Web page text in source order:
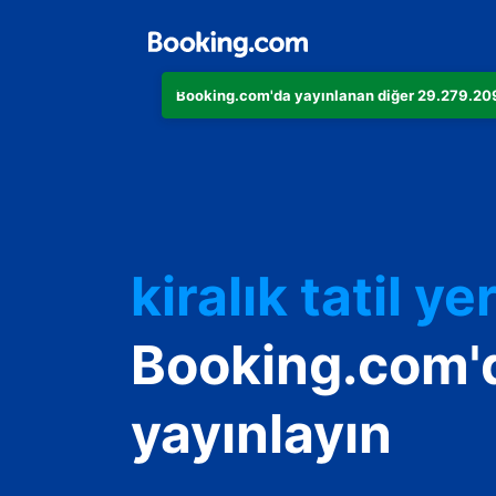
Booking.com'da yayınlanan diğer
kiralık tatil
Konukevinizi
Oda ve
yayınlayın